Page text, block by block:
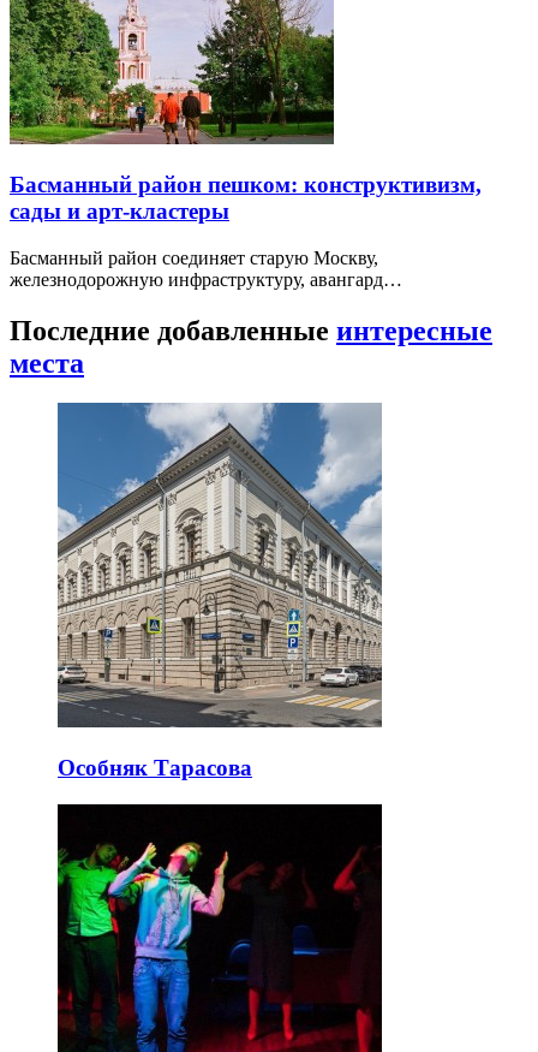
Басманный район пешком: конструктивизм,
сады и арт-кластеры
Басманный район соединяет старую Москву,
железнодорожную инфраструктуру, авангард…
Последние добавленные интересные
места
Особняк Тарасова